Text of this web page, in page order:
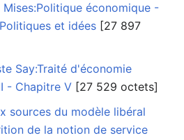
économique -
et idées ‎[27 897
Say:Traité d'économie
- Chapitre V ‎[27 529 octets]
sources du modèle libéral
de la notion de service